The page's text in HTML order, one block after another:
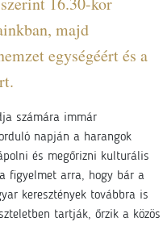
majd
egységéért és a
számára immár
napján a harangok
és megőrizni kulturális
figyelmet arra, hogy bár a
keresztények továbbra is
tartják, őrzik a közös